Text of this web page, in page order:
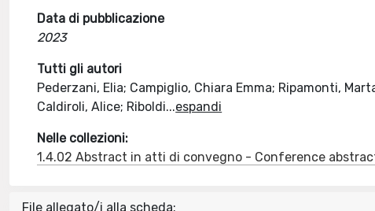
Data di pubblicazione
2023
Tutti gli autori
Pederzani, Elia; Campiglio, Chiara Emma; Ripamonti,
Caldiroli, Alice; Riboldi...espandi
Nelle collezioni:
1.4.02 Abstract in atti di convegno - Conference
File allegato/i alla scheda: